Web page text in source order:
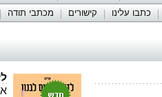
כתבו עלינו קישורים מכתבי תודה